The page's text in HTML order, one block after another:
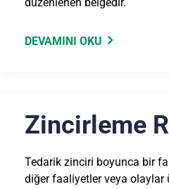
DEVAMINI OKU
Zincirleme
Tedarik zinciri boyunca bir
diğer faaliyetler veya olaylar